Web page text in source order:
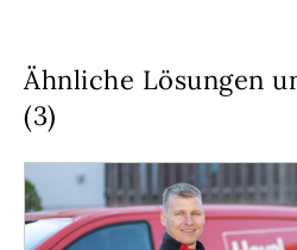
Ähnliche Lösungen
(3)